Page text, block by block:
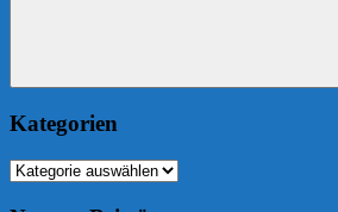
Suchen
Kategorien
Kategorien